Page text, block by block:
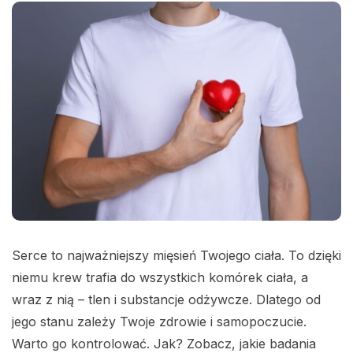
Serce to najważniejszy mięsień Twojego ciała. To dzięki
niemu krew trafia do wszystkich komórek ciała, a
wraz z nią – tlen i substancje odżywcze. Dlatego od
jego stanu zależy Twoje zdrowie i samopoczucie.
Warto go kontrolować. Jak? Zobacz, jakie badania